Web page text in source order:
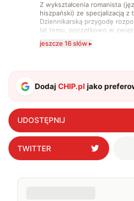
Z wykształcenia romanista
hiszpański) ze specjalizacją z
Dziennikarską przygodę
lat temu, początkowo w
zdecydowanie częściej na
także uprawiać oraz oglądać
jeszcze 16 słów ▸
DodajCHIP.pl jako
UDOSTĘPNIJ
TWITTER